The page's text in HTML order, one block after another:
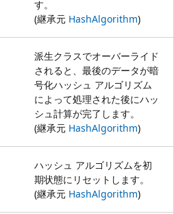
す。
(継承元 HashAlgorithm)
派生クラスでオーバーライド
されると、最後のデータが暗
号化ハッシュ アルゴリズム
によって処理された後にハッ
シュ計算が完了します。
(継承元 HashAlgorithm)
ハッシュ アルゴリズムを初
期状態にリセットします。
(継承元 HashAlgorithm)